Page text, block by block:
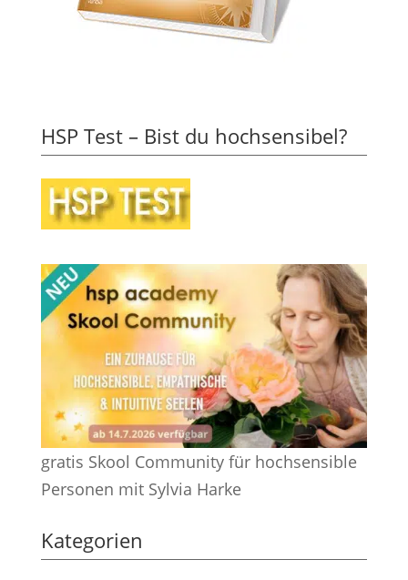
HSP Test – Bist du hochsensibel?
gratis Skool Community für hochsensible
Personen mit Sylvia Harke
Kategorien